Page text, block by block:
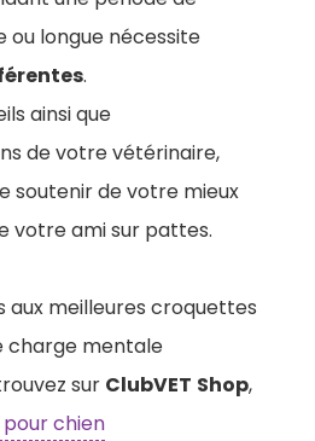
longue nécessite
.
ainsi que
de votre vétérinaire,
soutenir de votre mieux
votre ami sur pattes.
aux meilleures croquettes
charge mentale
sur ClubVET Shop,
chien